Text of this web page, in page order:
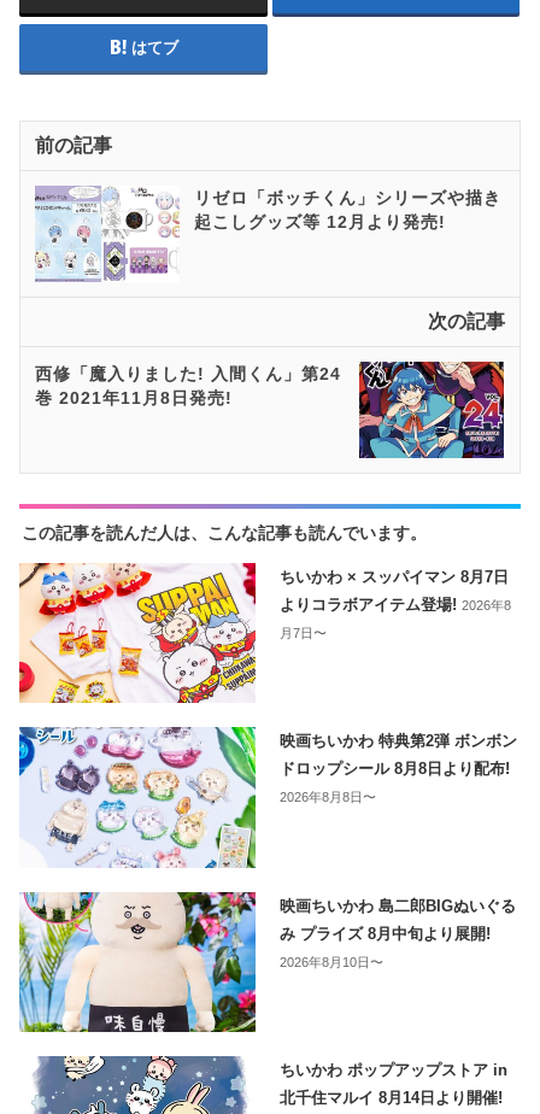
はてブ
前の記事
リゼロ「ボッチくん」シリーズや描き
起こしグッズ等 12月より発売!
次の記事
西修「魔入りました! 入間くん」第24
巻 2021年11月8日発売!
この記事を読んだ人は、こんな記事も読んでいます。
ちいかわ × スッパイマン 8月7日
よりコラボアイテム登場!2026年8
月7日〜
映画ちいかわ 特典第2弾 ボンボン
ドロップシール 8月8日より配布!
2026年8月8日〜
映画ちいかわ 島二郎BIGぬいぐる
み プライズ 8月中旬より展開!
2026年8月10日〜
ちいかわ ポップアップストア in
北千住マルイ 8月14日より開催!